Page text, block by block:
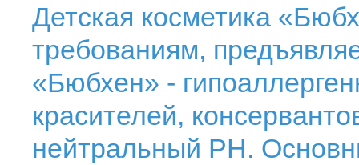
Детская косметика
требованиям,
«Бюбхен» -
красителей,
нейтральный PH.